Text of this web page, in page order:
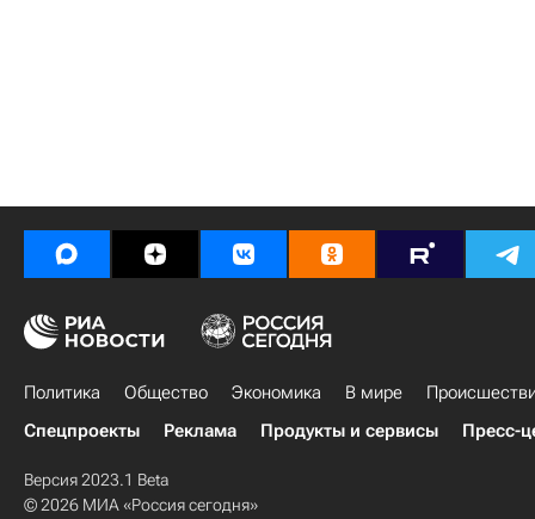
Политика Общество Экономика В мире
Спецпроекты
Реклама Продукты и сервисы Пресс-
Версия 2023.1 Beta
© 2026 МИА «Россия сегодня»